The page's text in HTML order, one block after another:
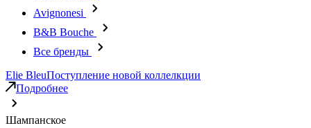
Avignonesi
B&B Bouche
Все бренды
Elie BleuПоступление новой коллелкции
Подробнее
Шампанское